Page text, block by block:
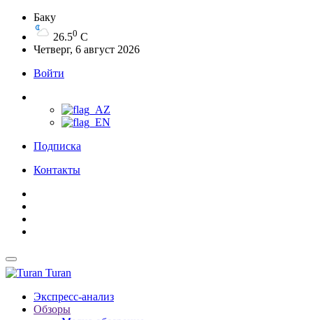
Баку
26.50 C
Четверг, 6 август 2026
Войти
Подписка
Контакты
Turan
Экспресс-анализ
Обзоры